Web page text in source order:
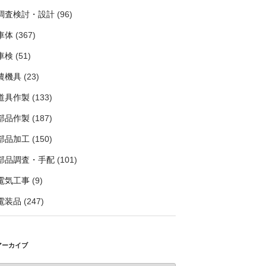
査検討・設計 (96)
体 (367)
検 (51)
機具 (23)
具作製 (133)
品作製 (187)
品加工 (150)
品調査・手配 (101)
気工事 (9)
装品 (247)
ーカイブ